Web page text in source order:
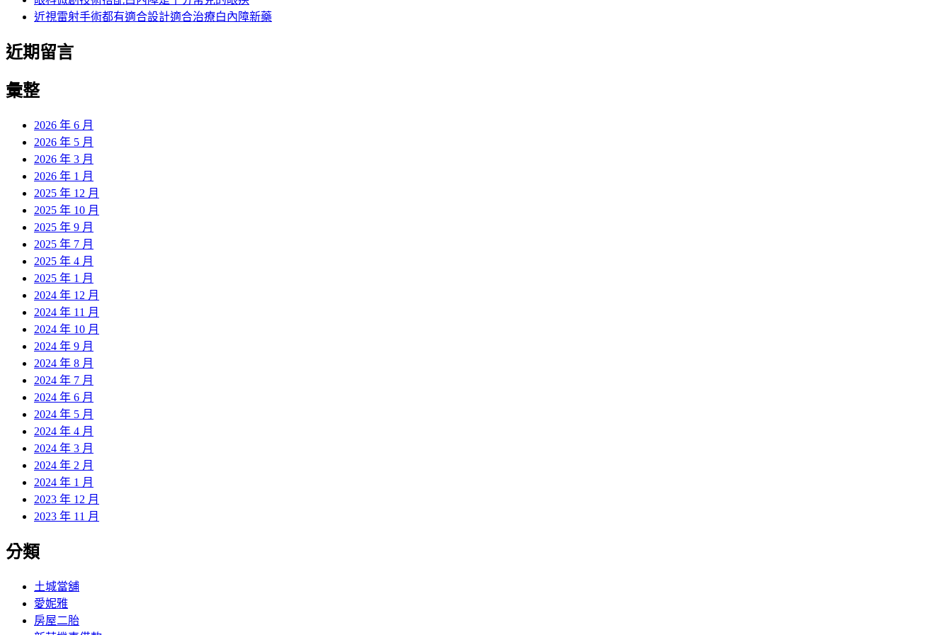
近視雷射手術都有適合設計適合治療白內障新藥
近期留言
彙整
2026 年 6 月
2026 年 5 月
2026 年 3 月
2026 年 1 月
2025 年 12 月
2025 年 10 月
2025 年 9 月
2025 年 7 月
2025 年 4 月
2025 年 1 月
2024 年 12 月
2024 年 11 月
2024 年 10 月
2024 年 9 月
2024 年 8 月
2024 年 7 月
2024 年 6 月
2024 年 5 月
2024 年 4 月
2024 年 3 月
2024 年 2 月
2024 年 1 月
2023 年 12 月
2023 年 11 月
分類
土城當舖
愛妮雅
房屋二胎